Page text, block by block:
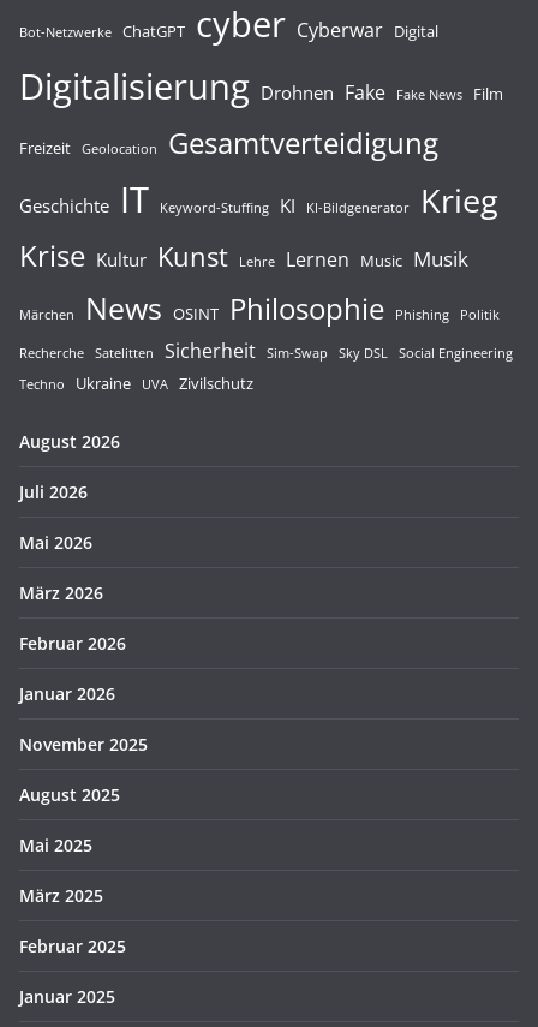
Bot-Netzwerke ChatGPT cyber Cyberwar Digital
Digitalisierung Drohnen Fake Fake News Film
Freizeit Geolocation Gesamtverteidigung
Geschichte IT Keyword-Stuffing KI KI-Bildgenerator Krieg
Krise Kultur Kunst Lehre Lernen Music Musik
Märchen News OSINT Philosophie Phishing Politik
Recherche Satelitten Sicherheit Sim-Swap Sky DSL
Social Engineering
Techno
Ukraine UVA Zivilschutz
August 2026
Juli 2026
Mai 2026
März 2026
Februar 2026
Januar 2026
November 2025
August 2025
Mai 2025
März 2025
Februar 2025
Januar 2025